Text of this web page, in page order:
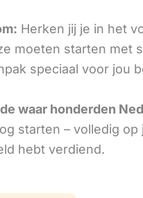
Herken jij je in het
moeten starten met
speciaal voor jou
waar honderden
starten – volledig op
hebt verdiend.